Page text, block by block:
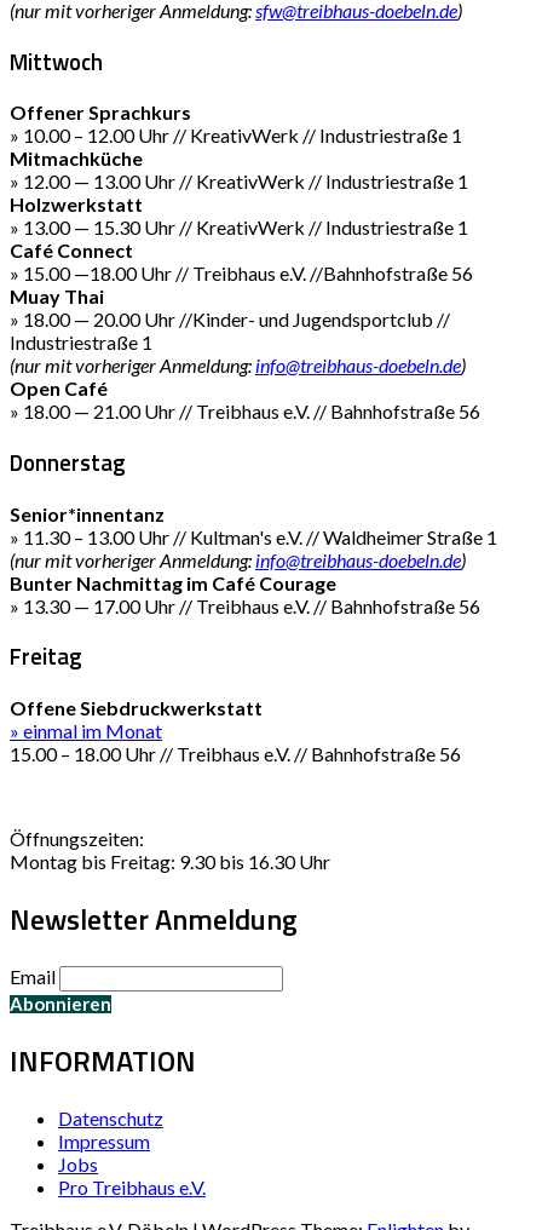
(nur mit vorheriger Anmeldung:sfw@treibhaus-doebeln.de)
Mittwoch
Offener Sprachkurs
» 10.00 – 12.00 Uhr // KreativWerk // Industriestraße 1
Mitmachküche
» 12.00 — 13.00 Uhr // KreativWerk // Industriestraße 1
Holzwerkstatt
» 13.00 — 15.30 Uhr // KreativWerk // Industriestraße 1
Café Connect
» 15.00 —18.00 Uhr // Treibhaus e.V. //Bahnhofstraße 56
Muay Thai
» 18.00 — 20.00 Uhr //Kinder- und Jugendsportclub //
Industriestraße 1
(nur mit vorheriger Anmeldung: info@treibhaus-doebeln.de)
Open Café
» 18.00 — 21.00 Uhr // Treibhaus e.V. // Bahnhofstraße 56
Donnerstag
Senior*innentanz
» 11.30 – 13.00 Uhr // Kultman's e.V. // Waldheimer Straße 1
(nur mit vorheriger Anmeldung: info@treibhaus-doebeln.de)
Bunter Nachmittag im Café Courage
» 13.30 — 17.00 Uhr // Treibhaus e.V. // Bahnhofstraße 56
Freitag
Offene Siebdruckwerkstatt
» einmal im Monat
15.00 – 18.00 Uhr // Treibhaus e.V. // Bahnhofstraße 56
Öffnungszeiten:
Montag bis Freitag: 9.30 bis 16.30 Uhr
Newsletter Anmeldung
Email
INFORMATION
Datenschutz
Impressum
Jobs
Pro Treibhaus e.V.